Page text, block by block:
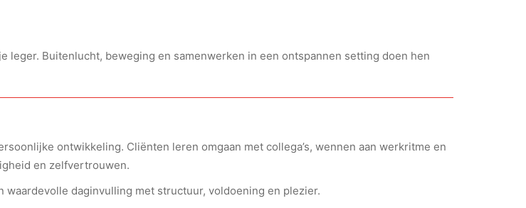
Buitenlucht, beweging en samenwerken in een ontspannen setting doen hen
ontwikkeling. Cliënten leren omgaan met collega’s, wennen aan werkritme en
en zelfvertrouwen.
daginvulling met structuur, voldoening en plezier.